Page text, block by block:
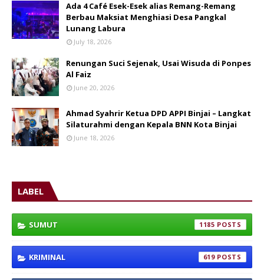
Ada 4 Café Esek-Esek alias Remang-Remang
Berbau Maksiat Menghiasi Desa Pangkal
Lunang Labura
July 18, 2026
Renungan Suci Sejenak, Usai Wisuda di Ponpes
Al Faiz
June 20, 2026
Ahmad Syahrir Ketua DPD APPI Binjai – Langkat
Silaturahmi dengan Kepala BNN Kota Binjai
June 18, 2026
LABEL
SUMUT 1185
KRIMINAL 619